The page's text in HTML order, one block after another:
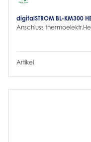
digitalSTROM BL-KM300
Anschluss
Artikel